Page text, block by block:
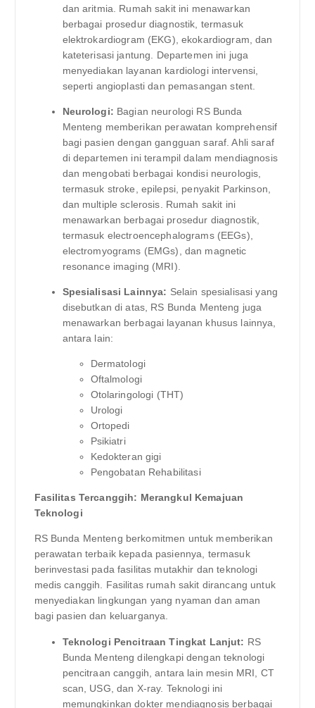
dan aritmia. Rumah sakit ini menawarkan
berbagai prosedur diagnostik, termasuk
elektrokardiogram (EKG), ekokardiogram, dan
kateterisasi jantung. Departemen ini juga
menyediakan layanan kardiologi intervensi,
seperti angioplasti dan pemasangan stent.
Neurologi: Bagian neurologi RS Bunda
Menteng memberikan perawatan komprehensif
bagi pasien dengan gangguan saraf. Ahli saraf
di departemen ini terampil dalam mendiagnosis
dan mengobati berbagai kondisi neurologis,
termasuk stroke, epilepsi, penyakit Parkinson,
dan multiple sclerosis. Rumah sakit ini
menawarkan berbagai prosedur diagnostik,
termasuk electroencephalograms (EEGs),
electromyograms (EMGs), dan magnetic
resonance imaging (MRI).
Spesialisasi Lainnya: Selain spesialisasi yang
disebutkan di atas, RS Bunda Menteng juga
menawarkan berbagai layanan khusus lainnya,
antara lain:
Dermatologi
Oftalmologi
Otolaringologi (THT)
Urologi
Ortopedi
Psikiatri
Kedokteran gigi
Pengobatan Rehabilitasi
Fasilitas Tercanggih: Merangkul Kemajuan
Teknologi
RS Bunda Menteng berkomitmen untuk memberikan
perawatan terbaik kepada pasiennya, termasuk
berinvestasi pada fasilitas mutakhir dan teknologi
medis canggih. Fasilitas rumah sakit dirancang untuk
menyediakan lingkungan yang nyaman dan aman
bagi pasien dan keluarganya.
Teknologi Pencitraan Tingkat Lanjut: RS
Bunda Menteng dilengkapi dengan teknologi
pencitraan canggih, antara lain mesin MRI, CT
scan, USG, dan X-ray. Teknologi ini
memungkinkan dokter mendiagnosis berbagai